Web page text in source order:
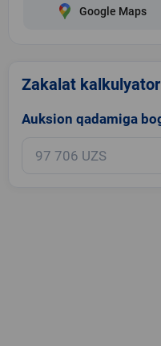
Google Maps
Zakalat
Auksion qadamiga